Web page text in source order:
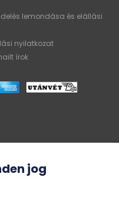
lemondása és elállási
nyilatkozat
írok
jog